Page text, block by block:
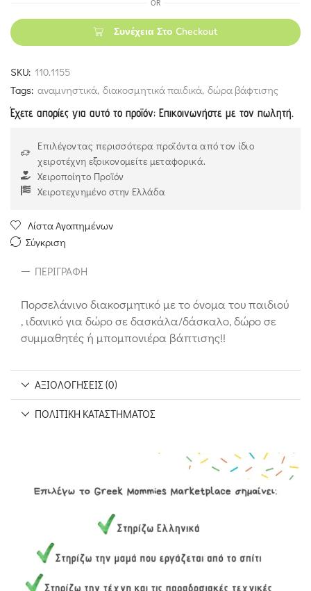
OR
Συνέχεια Στο Checkout
SKU: 110.1155
Tags: αναμνηστικά, διακοσμητικά παιδικά, δώρα βάφτισης
Έχετε απορίες για αυτό το προϊόν; Επικοινωνήστε με τον πωλητή.
Επιλέγοντας περισσότερα προϊόντα από τον ίδιο
χειροτέχνη εξοικονομείτε μεταφορικά.
Χειροποίητο Προϊόν
Χειροτεχνημένο στην Ελλάδα
Λίστα Αγαπημένων
Σύγκριση
ΠΕΡΙΓΡΑΦΉ
Πορσελάνινο διακοσμητικό με το όνομα του παιδιού
, ιδανικό για δώρο σε δασκάλα/δάσκαλο, δώρο σε
συμμαθητές ή μπομπονιέρα βάπτισης!!
ΑΞΙΟΛΟΓΉΣΕΙΣ (0)
ΠΟΛΙΤΙΚΉ ΚΑΤΑΣΤΉΜΑΤΟΣ